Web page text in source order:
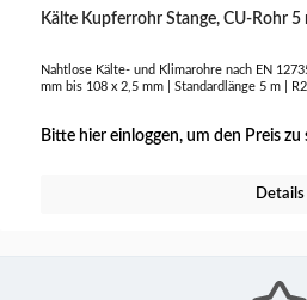
Kälte Kupferrohr Stange, CU-Rohr 5
Nahtlose Kälte- und Klimarohre nach EN
mm bis 108 x 2,5 mm | Standardlänge 5 m |
Bitte hier einloggen, um den Preis zu
Details